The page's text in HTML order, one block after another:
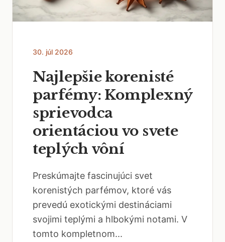
30. júl 2026
Najlepšie korenisté
parfémy: Komplexný
sprievodca
orientáciou vo svete
teplých vôní
Preskúmajte fascinujúci svet
korenistých parfémov, ktoré vás
prevedú exotickými destináciami
svojimi teplými a hlbokými notami. V
tomto kompletnom...